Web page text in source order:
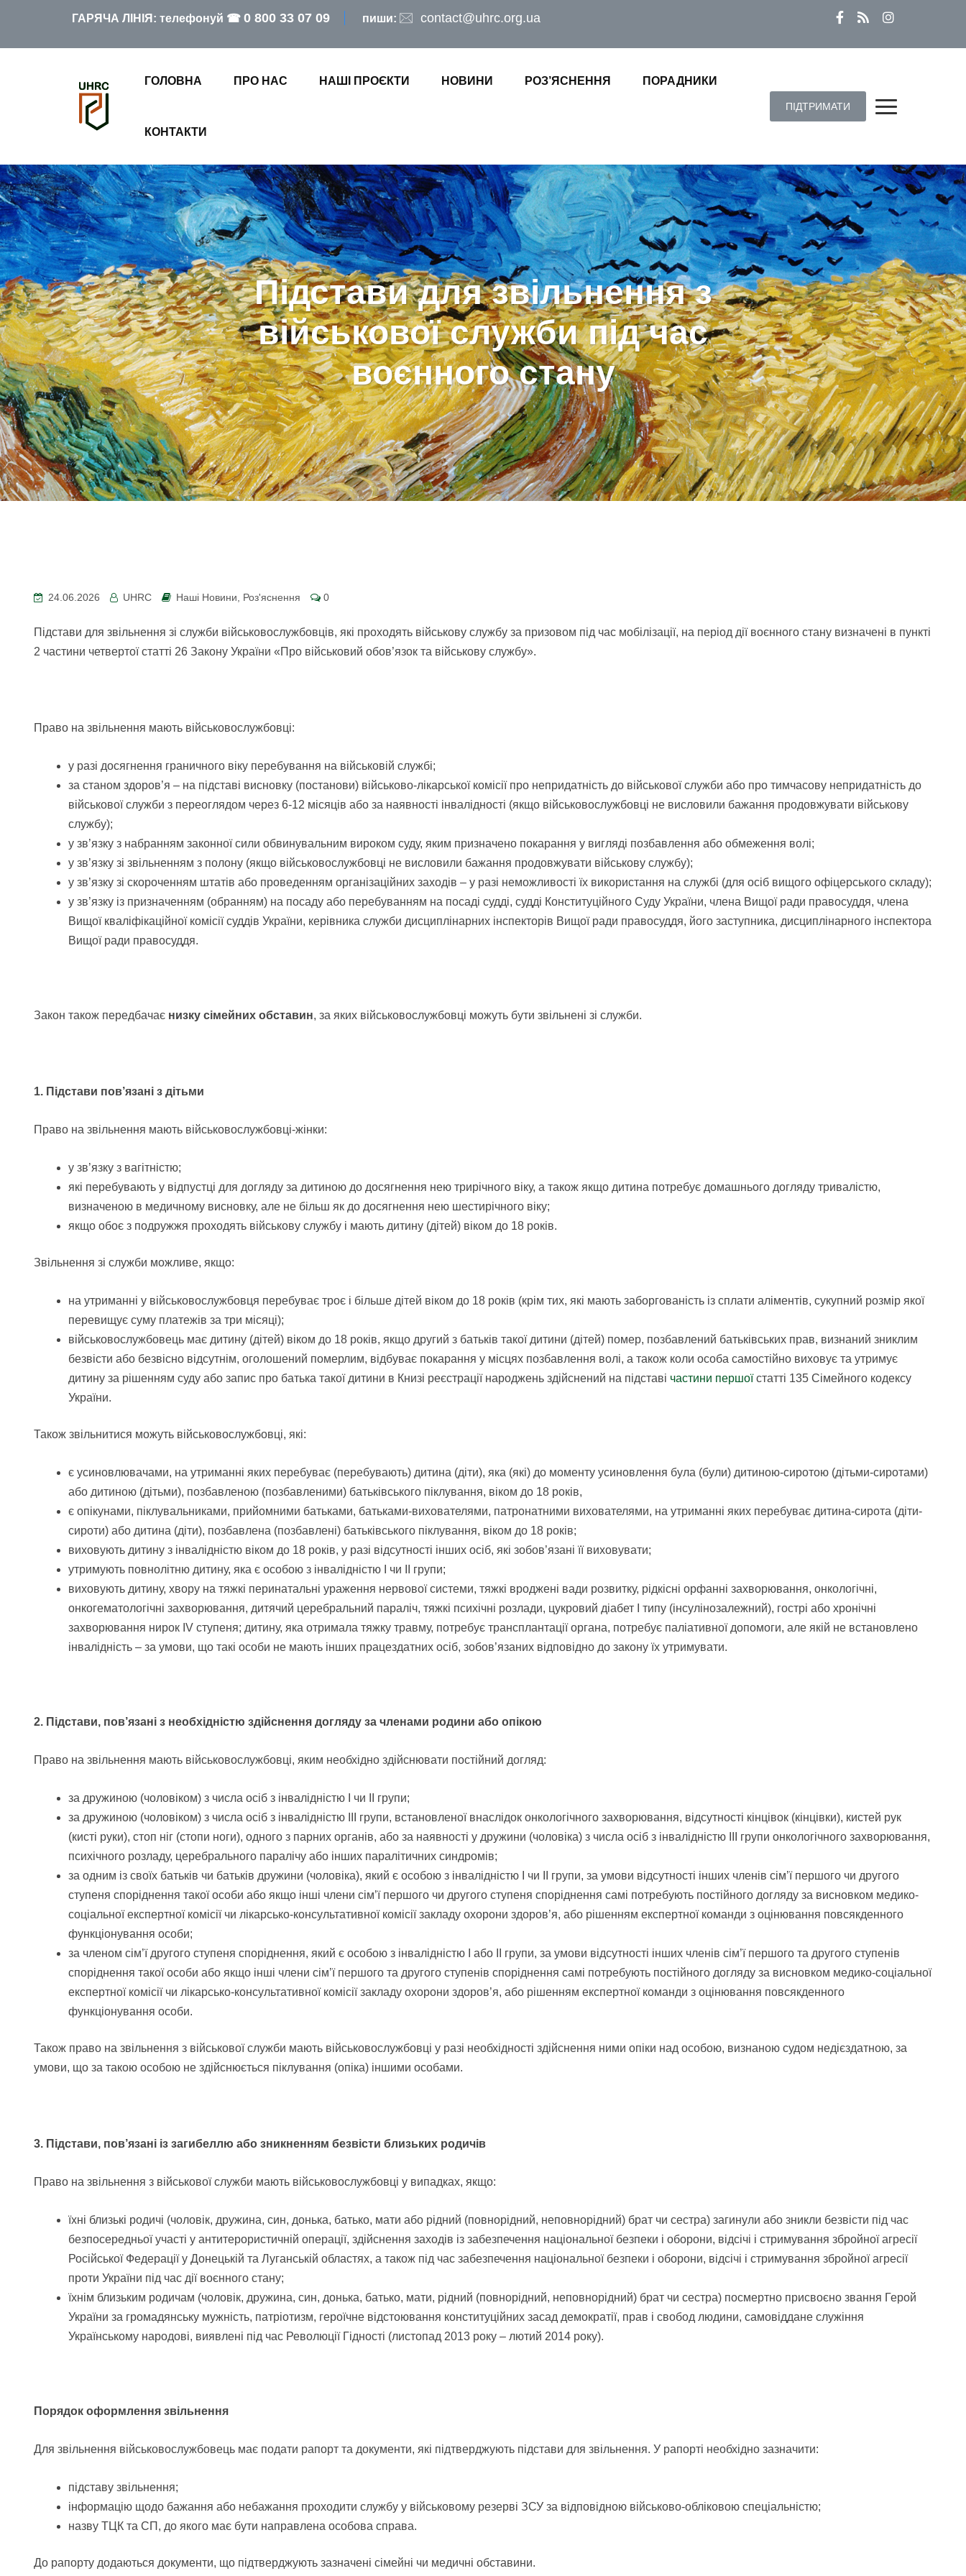
ГАРЯЧА ЛІНІЯ: телефонуй ☎ 0 800 33 07 09 пиши: contact@uhrc.org.ua
ГОЛОВНА ПРО НАС НАШІ ПРОЄКТИ НОВИНИ РОЗ’ЯСНЕННЯ ПОРАДНИКИ
КОНТАКТИ
ПІДТРИМАТИ
Підстави для звільнення з
військової служби під час
воєнного стану
24.06.2026 UHRC Наші Новини Роз'яснення 0
Підстави для звільнення зі служби військовослужбовців, які проходять військову службу за призовом під час мобілізації, на період дії воєнного стану визначені в пункті
2 частини четвертої статті 26 Закону України «Про військовий обов’язок та військову службу».
Право на звільнення мають військовослужбовці:
у разі досягнення граничного віку перебування на військовій службі;
за станом здоров’я – на підставі висновку (постанови) військово-лікарської комісії про непридатність до військової служби або про тимчасову непридатність до
військової служби з переоглядом через 6-12 місяців або за наявності інвалідності (якщо військовослужбовці не висловили бажання продовжувати військову
службу);
у зв’язку з набранням законної сили обвинувальним вироком суду, яким призначено покарання у вигляді позбавлення або обмеження волі;
у зв’язку зі звільненням з полону (якщо військовослужбовці не висловили бажання продовжувати військову службу);
у зв’язку зі скороченням штатів або проведенням організаційних заходів – у разі неможливості їх використання на службі (для осіб вищого офіцерського складу);
у зв’язку із призначенням (обранням) на посаду або перебуванням на посаді судді, судді Конституційного Суду України, члена Вищої ради правосуддя, члена
Вищої кваліфікаційної комісії суддів України, керівника служби дисциплінарних інспекторів Вищої ради правосуддя, його заступника, дисциплінарного інспектора
Вищої ради правосуддя.
Закон також передбачає низку сімейних обставин, за яких військовослужбовці можуть бути звільнені зі служби.
1. Підстави пов’язані з дітьми
Право на звільнення мають військовослужбовці-жінки:
у зв’язку з вагітністю;
які перебувають у відпустці для догляду за дитиною до досягнення нею трирічного віку, а також якщо дитина потребує домашнього догляду тривалістю,
визначеною в медичному висновку, але не більш як до досягнення нею шестирічного віку;
якщо обоє з подружжя проходять військову службу і мають дитину (дітей) віком до 18 років.
Звільнення зі служби можливе, якщо:
на утриманні у військовослужбовця перебуває троє і більше дітей віком до 18 років (крім тих, які мають заборгованість із сплати аліментів, сукупний розмір якої
перевищує суму платежів за три місяці);
військовослужбовець має дитину (дітей) віком до 18 років, якщо другий з батьків такої дитини (дітей) помер, позбавлений батьківських прав, визнаний зниклим
безвісти або безвісно відсутнім, оголошений померлим, відбуває покарання у місцях позбавлення волі, а також коли особа самостійно виховує та утримує
дитину за рішенням суду або запис про батька такої дитини в Книзі реєстрації народжень здійснений на підставі частини першоїстатті 135 Сімейного кодексу
України.
Також звільнитися можуть військовослужбовці, які:
є усиновлювачами, на утриманні яких перебуває (перебувають) дитина (діти), яка (які) до моменту усиновлення була (були) дитиною-сиротою (дітьми-сиротами)
або дитиною (дітьми), позбавленою (позбавленими) батьківського піклування, віком до 18 років,
є опікунами, піклувальниками, прийомними батьками, батьками-вихователями, патронатними вихователями, на утриманні яких перебуває дитина-сирота (діти-
сироти) або дитина (діти), позбавлена (позбавлені) батьківського піклування, віком до 18 років;
виховують дитину з інвалідністю віком до 18 років, у разі відсутності інших осіб, які зобов’язані її виховувати;
утримують повнолітню дитину, яка є особою з інвалідністю I чи II групи;
виховують дитину, хвору на тяжкі перинатальні ураження нервової системи, тяжкі вроджені вади розвитку, рідкісні орфанні захворювання, онкологічні,
онкогематологічні захворювання, дитячий церебральний параліч, тяжкі психічні розлади, цукровий діабет I типу (інсулінозалежний), гострі або хронічні
захворювання нирок IV ступеня; дитину, яка отримала тяжку травму, потребує трансплантації органа, потребує паліативної допомоги, але якій не встановлено
інвалідність – за умови, що такі особи не мають інших працездатних осіб, зобов’язаних відповідно до закону їх утримувати.
2. Підстави, пов’язані з необхідністю здійснення догляду за членами родини або опікою
Право на звільнення мають військовослужбовці, яким необхідно здійснювати постійний догляд:
за дружиною (чоловіком) з числа осіб з інвалідністю I чи II групи;
за дружиною (чоловіком) з числа осіб з інвалідністю III групи, встановленої внаслідок онкологічного захворювання, відсутності кінцівок (кінцівки), кистей рук
(кисті руки), стоп ніг (стопи ноги), одного з парних органів, або за наявності у дружини (чоловіка) з числа осіб з інвалідністю III групи онкологічного захворювання,
психічного розладу, церебрального паралічу або інших паралітичних синдромів;
за одним із своїх батьків чи батьків дружини (чоловіка), який є особою з інвалідністю I чи II групи, за умови відсутності інших членів сім’ї першого чи другого
ступеня споріднення такої особи або якщо інші члени сім’ї першого чи другого ступеня споріднення самі потребують постійного догляду за висновком медико-
соціальної експертної комісії чи лікарсько-консультативної комісії закладу охорони здоров’я, або рішенням експертної команди з оцінювання повсякденного
функціонування особи;
за членом сім’ї другого ступеня споріднення, який є особою з інвалідністю I або II групи, за умови відсутності інших членів сім’ї першого та другого ступенів
споріднення такої особи або якщо інші члени сім’ї першого та другого ступенів споріднення самі потребують постійного догляду за висновком медико-соціальної
експертної комісії чи лікарсько-консультативної комісії закладу охорони здоров’я, або рішенням експертної команди з оцінювання повсякденного
функціонування особи.
Також право на звільнення з військової служби мають військовослужбовці у разі необхідності здійснення ними опіки над особою, визнаною судом недієздатною, за
умови, що за такою особою не здійснюється піклування (опіка) іншими особами.
3. Підстави, пов’язані із загибеллю або зникненням безвісти близьких родичів
Право на звільнення з військової служби мають військовослужбовці у випадках, якщо:
їхні близькі родичі (чоловік, дружина, син, донька, батько, мати або рідний (повнорідний, неповнорідний) брат чи сестра) загинули або зникли безвісти під час
безпосередньої участі у антитерористичній операції, здійснення заходів із забезпечення національної безпеки і оборони, відсічі і стримування збройної агресії
Російської Федерації у Донецькій та Луганській областях, а також під час забезпечення національної безпеки і оборони, відсічі і стримування збройної агресії
проти України під час дії воєнного стану;
їхнім близьким родичам (чоловік, дружина, син, донька, батько, мати, рідний (повнорідний, неповнорідний) брат чи сестра) посмертно присвоєно звання Герой
України за громадянську мужність, патріотизм, героїчне відстоювання конституційних засад демократії, прав і свобод людини, самовіддане служіння
Українському народові, виявлені під час Революції Гідності (листопад 2013 року – лютий 2014 року).
Порядок оформлення звільнення
Для звільнення військовослужбовець має подати рапорт та документи, які підтверджують підстави для звільнення. У рапорті необхідно зазначити:
підставу звільнення;
інформацію щодо бажання або небажання проходити службу у військовому резерві ЗСУ за відповідною військово-обліковою спеціальністю;
назву ТЦК та СП, до якого має бути направлена особова справа.
До рапорту додаються документи, що підтверджують зазначені сімейні чи медичні обставини.